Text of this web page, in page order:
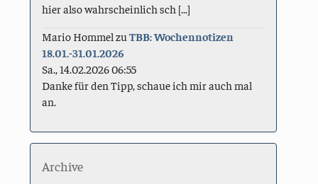
hier also wahrscheinlich sch [...]
Mario Hommel zuTBB: Wochennotizen
18.01.-31.01.2026
Sa., 14.02.2026 06:55
Danke für den Tipp, schaue ich mir auch mal
an.
Archive